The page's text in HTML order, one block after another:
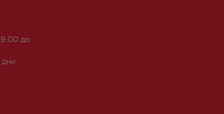
9:00 до
дни